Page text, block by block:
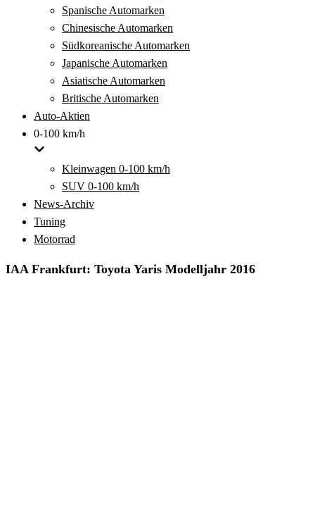
Spanische Automarken
Chinesische Automarken
Südkoreanische Automarken
Japanische Automarken
Asiatische Automarken
Britische Automarken
Auto-Aktien
0-100 km/h
Kleinwagen 0-100 km/h
SUV 0-100 km/h
News-Archiv
Tuning
Motorrad
IAA Frankfurt: Toyota Yaris Modelljahr 2016